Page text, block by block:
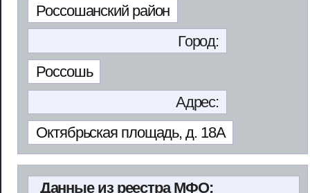
Россошанский район
Город:
Россошь
Адрес:
Октябрьская площадь, д. 18А
Данные из реестра МФО: